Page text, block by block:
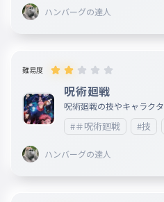
025 自身をなくして見え
だれかになんといわれようと
027 君はそのままがいい
きみはそのままがいい
メンタルも成長痛
ハンバーグの達人
難易度
呪術廻戦
呪術廻戦の技やキャラク
けです💦 ほかにもいたら
いも教えてください。 つ
いねしてくれると嬉しい
#＃呪術廻戦 #技
ハンバーグの達人